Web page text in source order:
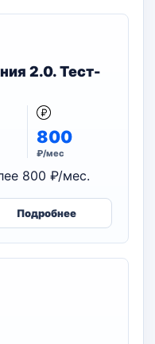
2.0. Тест-
800
₽/мес
800 ₽/мес.
Подробнее